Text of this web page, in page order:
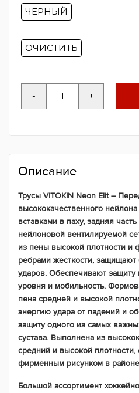
ЧЕРНЫЙ
ОЧИСТИТЬ
-
товара
+
Описание
Трусы VITOKIN Neon Elit –
высококачественного
вставками в паху, задняя
нейлоновой вентилируемой
из пены высокой плотности и
ребрами жесткости,
ударов. Обеспечивают защиту
уровня и мобильность.
пена средней и высокой
энергию удара от падений и
защиту одного из самых
сустава. Выполнена из
средний и высокой
фирменным рисунком в
Большой ассортимент